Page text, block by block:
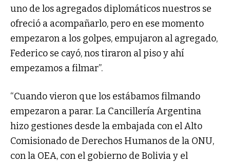
uno de los agregados diplomáticos nuestros se
ofreció a acompañarlo, pero en ese momento
empezaron a los golpes, empujaron al agregado,
Federico se cayó, nos tiraron al piso y ahí
empezamos a filmar”.
“Cuando vieron que los estábamos filmando
empezaron a parar. La Cancillería Argentina
hizo gestiones desde la embajada con el Alto
Comisionado de Derechos Humanos de la ONU,
con la OEA, con el gobierno de Bolivia y el